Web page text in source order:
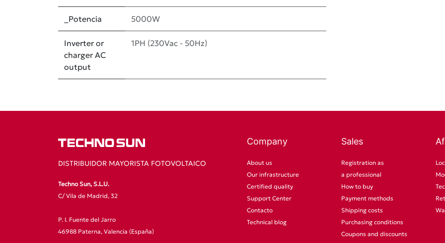
_Potencia 5000W
Inverter or
charger AC
output
1PH (230Vac - 50Hz)
DISTRIBUIDOR MAYORISTA FOTOVOLTAICO
Techno Sun, S.L.U.
C/ Vila de Madrid, 32
P. I. Fuente del Jarro
46988 Paterna, Valencia (España)
Company
About us
Our infrastructure
Certified quality
Support Center
Contacto
Technical blog
Sales
Registration as
a professional
How to buy
Payment methods
Shipping costs
Purchasing conditions
Coupons and discounts